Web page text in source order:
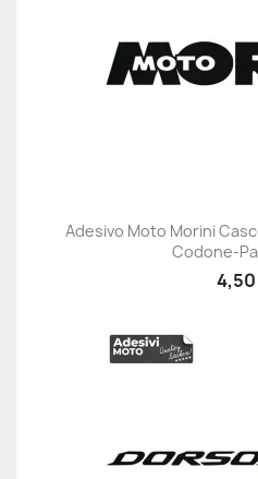
Adesivo Moto Morini
Codone-